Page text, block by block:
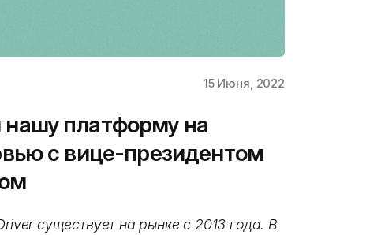
15 Июня, 2022
платформу на
с вице-президентом
существует на рынке с 2013 года. В